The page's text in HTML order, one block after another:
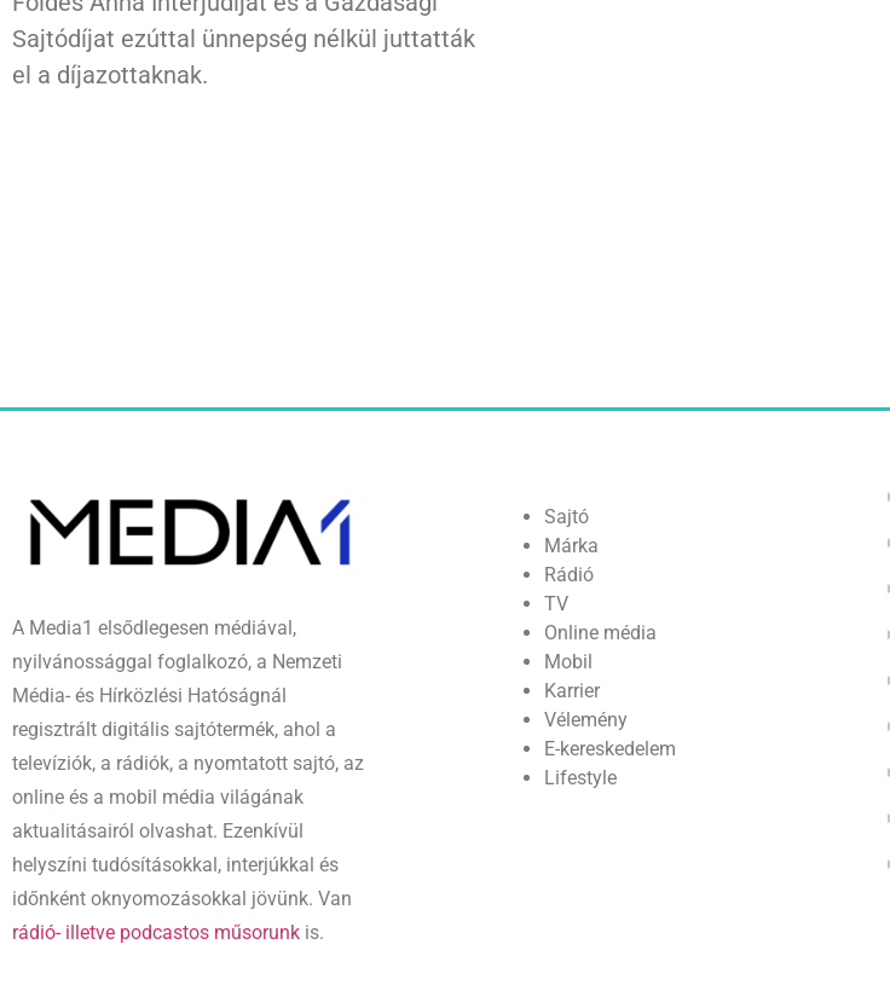
Sajtódíjat ezúttal ünnepség nélkül juttatták
el a díjazottaknak.
A Media1 elsődlegesen médiával,
nyilvánossággal foglalkozó, a Nemzeti
Média- és Hírközlési Hatóságnál
regisztrált digitális sajtótermék, ahol a
televíziók, a rádiók, a nyomtatott sajtó, az
online és a mobil média világának
aktualitásairól olvashat. Ezenkívül
helyszíni tudósításokkal, interjúkkal és
időnként oknyomozásokkal jövünk. Van
rádió- illetve podcastos műsorunk is.
Sajtó
Márka
Rádió
TV
Online média
Mobil
Karrier
Vélemény
E-kereskedelem
Lifestyle